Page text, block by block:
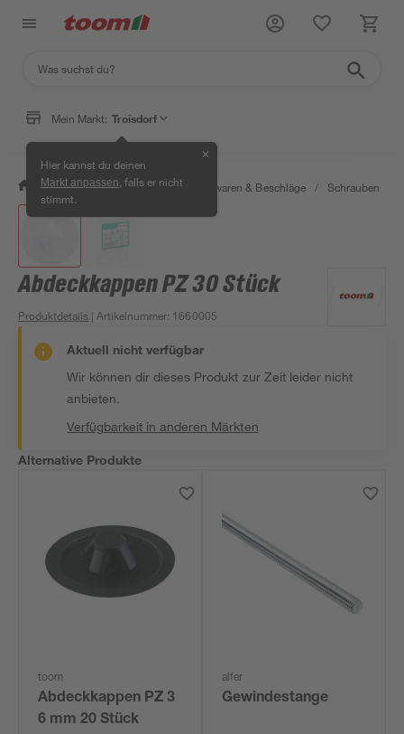
Mein Markt: Troisdorf
Hier kannst du deinen
Markt anpassen , falls er nicht
stimmt.
✕
/ Werkstatt & Maschinen / Eisenwaren & Beschläge / Schrauben
Abdeckkappen PZ 30 Stück
Produktdetails | Artikelnummer: 1660005
Aktuell nicht verfügbar
Wir können dir dieses Produkt zur Zeit leider nicht
anbieten.
Verfügbarkeit in anderen Märkten
Alternative Produkte
toom
Abdeckkappen PZ 3
6 mm 20 Stück
alfer
Gewindestange